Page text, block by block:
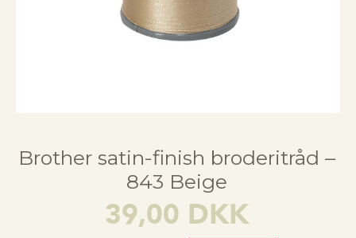
Brother satin-finish broderitråd –
843 Beige
39,00 DKK